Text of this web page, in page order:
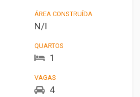
ÁREA CONSTRUÍDA
N/I
QUARTOS
1
VAGAS
4